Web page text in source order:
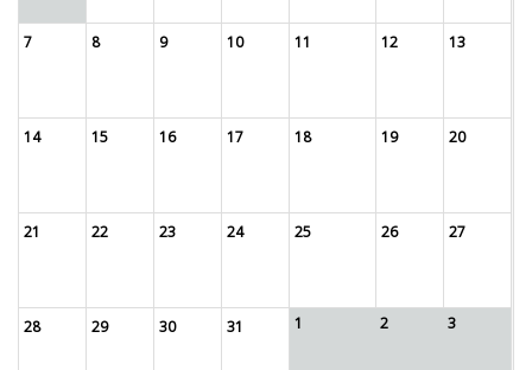
7 8 9 10 11 12 13
14 15 16 17 18 19 20
21 22 23 24 25 26 27
28 29 30 31 1 2 3